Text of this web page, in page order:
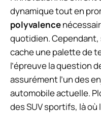
dynamique tout en
polyvalence
quotidien.
cache une palette de
l’épreuve la question
assurément l’un des
automobile actuelle.
des SUV sportifs, là